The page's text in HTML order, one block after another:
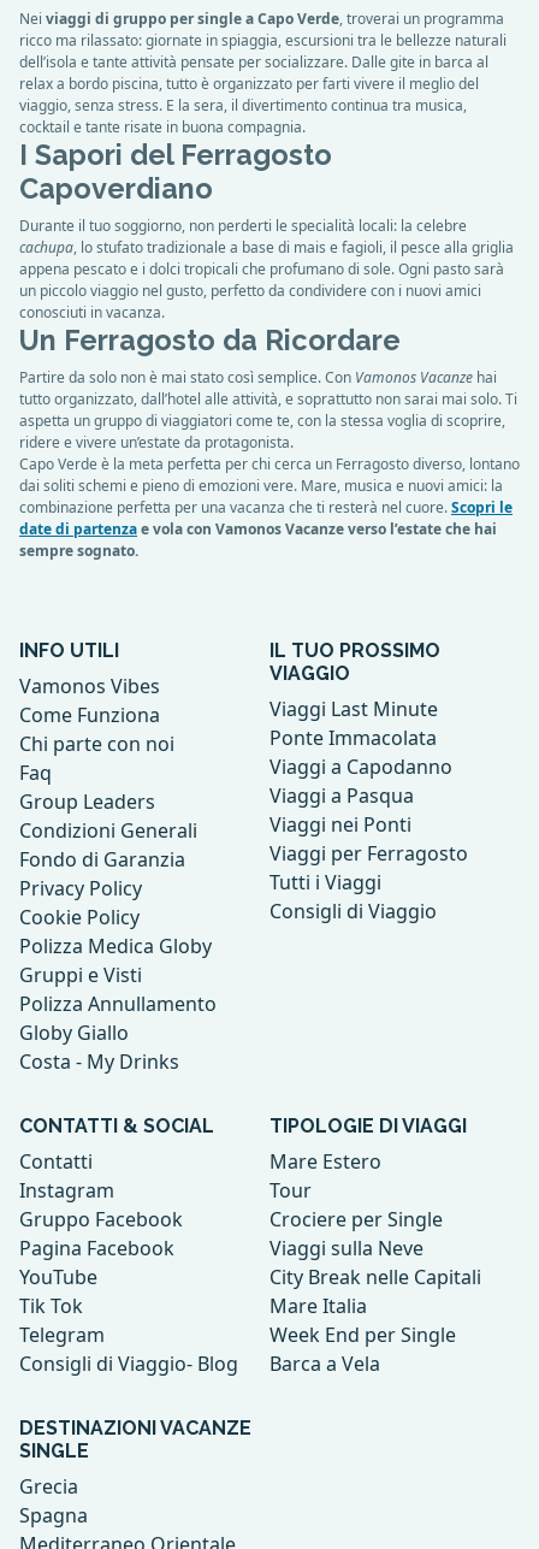
Nei viaggi di gruppo per single a Capo Verde, troverai un programma
ricco ma rilassato: giornate in spiaggia, escursioni tra le bellezze naturali
dell’isola e tante attività pensate per socializzare. Dalle gite in barca al
relax a bordo piscina, tutto è organizzato per farti vivere il meglio del
viaggio, senza stress. E la sera, il divertimento continua tra musica,
cocktail e tante risate in buona compagnia.
I Sapori del Ferragosto
Capoverdiano
Durante il tuo soggiorno, non perderti le specialità locali: la celebre
cachupa, lo stufato tradizionale a base di mais e fagioli, il pesce alla griglia
appena pescato e i dolci tropicali che profumano di sole. Ogni pasto sarà
un piccolo viaggio nel gusto, perfetto da condividere con i nuovi amici
conosciuti in vacanza.
Un Ferragosto da Ricordare
Partire da solo non è mai stato così semplice. Con Vamonos Vacanze hai
tutto organizzato, dall’hotel alle attività, e soprattutto non sarai mai solo. Ti
aspetta un gruppo di viaggiatori come te, con la stessa voglia di scoprire,
ridere e vivere un’estate da protagonista.
Capo Verde è la meta perfetta per chi cerca un Ferragosto diverso, lontano
dai soliti schemi e pieno di emozioni vere. Mare, musica e nuovi amici: la
combinazione perfetta per una vacanza che ti resterà nel cuore.Scopri le
date di partenzae vola con Vamonos Vacanze verso l’estate che hai
sempre sognato.
INFO UTILI
Vamonos Vibes
Come Funziona
Chi parte con noi
Faq
Group Leaders
Condizioni Generali
Fondo di Garanzia
Privacy Policy
Cookie Policy
Polizza Medica Globy
Gruppi e Visti
Polizza Annullamento
Globy Giallo
Costa - My Drinks
IL TUO PROSSIMO
VIAGGIO
Viaggi Last Minute
Ponte Immacolata
Viaggi a Capodanno
Viaggi a Pasqua
Viaggi nei Ponti
Viaggi per Ferragosto
Tutti i Viaggi
Consigli di Viaggio
CONTATTI & SOCIAL
Contatti
Instagram
Gruppo Facebook
Pagina Facebook
YouTube
Tik Tok
Telegram
Consigli di Viaggio- Blog
TIPOLOGIE DI VIAGGI
Mare Estero
Tour
Crociere per Single
Viaggi sulla Neve
City Break nelle Capitali
Mare Italia
Week End per Single
Barca a Vela
DESTINAZIONI VACANZE
SINGLE
Grecia
Spagna